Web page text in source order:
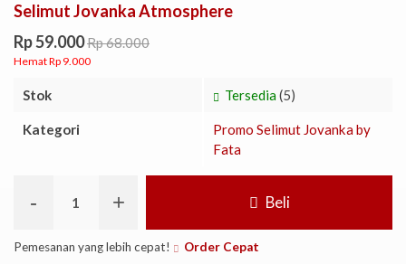
Selimut Jovanka Atmosphere
Rp 59.000Rp 68.000
Hemat Rp 9.000
Stok Tersedia(5)
Kategori
Promo Selimut Jovanka by
Fata
- + Beli
Pemesanan yang lebih cepat! Order Cepat